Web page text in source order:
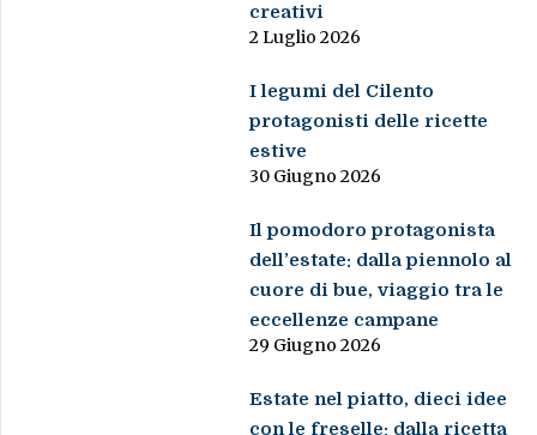
creativi
2 Luglio 2026
I legumi del Cilento
protagonisti delle ricette
estive
30 Giugno 2026
Il pomodoro protagonista
dell’estate: dalla piennolo al
cuore di bue, viaggio tra le
eccellenze campane
29 Giugno 2026
Estate nel piatto, dieci idee
con le freselle: dalla ricetta